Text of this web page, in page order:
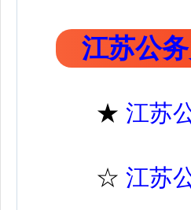
江苏公
★ 江苏
☆ 江苏